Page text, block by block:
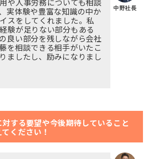
実体験や豊富な知識の中か
スをしてくれました。私
験が足りない部分もある
良い部分を残しながら会社
を相談できる相手がいたこ
ましたし、励みになりまし
中野社長
対する要望や今後期待していること
ください！